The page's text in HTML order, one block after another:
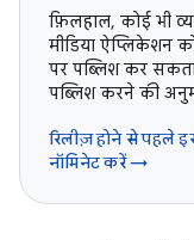
फ़िलहाल, कोई भी
मीडिया ऐप्लिकेशन
पर पब्लिश कर
पब्लिश करने की
रिलीज़ होने से पहले
नॉमिनेट करें →